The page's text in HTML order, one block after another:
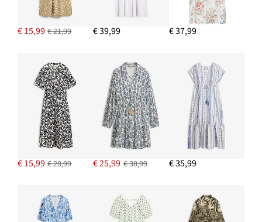
€ 15,99 € 21,99 € 39,99 € 37,99
€ 15,99 € 28,99 € 25,99 € 38,99 € 35,99